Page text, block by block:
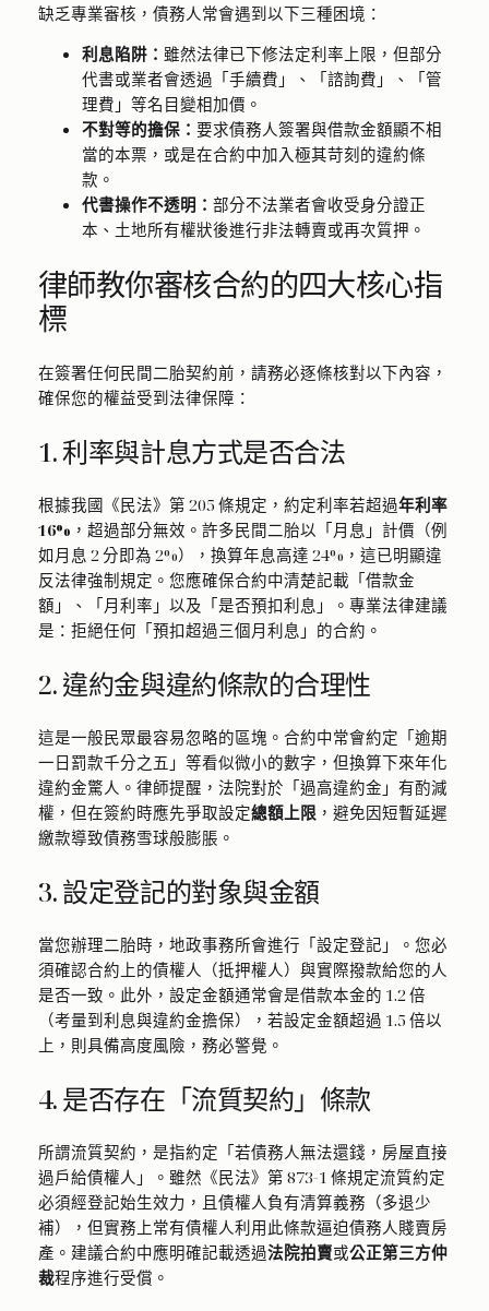
缺乏專業審核，債務人常會遇到以下三種困境：
利息陷阱： 雖然法律已下修法定利率上限，但部分
代書或業者會透過「手續費」、「諮詢費」、「管
理費」等名目變相加價。
不對等的擔保： 要求債務人簽署與借款金額顯不相
當的本票，或是在合約中加入極其苛刻的違約條
款。
代書操作不透明： 部分不法業者會收受身分證正
本、土地所有權狀後進行非法轉賣或再次質押。
律師教你審核合約的四大核心指
標
在簽署任何民間二胎契約前，請務必逐條核對以下內容，
確保您的權益受到法律保障：
1. 利率與計息方式是否合法
根據我國《民法》第 205 條規定，約定利率若超過年利率
16% ，超過部分無效。許多民間二胎以「月息」計價（例
如月息 2 分即為 2%），換算年息高達 24%，這已明顯違
反法律強制規定。您應確保合約中清楚記載「借款金
額」、「月利率」以及「是否預扣利息」。專業法律建議
是：拒絕任何「預扣超過三個月利息」的合約。
2. 違約金與違約條款的合理性
這是一般民眾最容易忽略的區塊。合約中常會約定「逾期
一日罰款千分之五」等看似微小的數字，但換算下來年化
違約金驚人。律師提醒，法院對於「過高違約金」有酌減
權，但在簽約時應先爭取設定總額上限 ，避免因短暫延遲
繳款導致債務雪球般膨脹。
3. 設定登記的對象與金額
當您辦理二胎時，地政事務所會進行「設定登記」。您必
須確認合約上的債權人（抵押權人）與實際撥款給您的人
是否一致。此外，設定金額通常會是借款本金的 1.2 倍
（考量到利息與違約金擔保），若設定金額超過 1.5 倍以
上，則具備高度風險，務必警覺。
4. 是否存在「流質契約」條款
所謂流質契約，是指約定「若債務人無法還錢，房屋直接
過戶給債權人」。雖然《民法》第 873-1 條規定流質約定
必須經登記始生效力，且債權人負有清算義務（多退少
補），但實務上常有債權人利用此條款逼迫債務人賤賣房
產。建議合約中應明確記載透過法院拍賣或公正第三方仲
裁程序進行受償。